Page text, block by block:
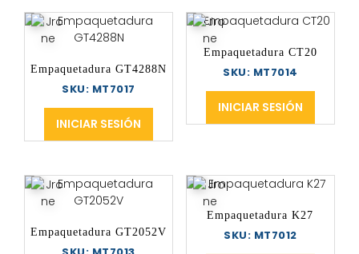
Empaquetadura GT4288N
SKU: MT7017
INICIAR SESIÓN
Empaquetadura CT20
SKU: MT7014
INICIAR SESIÓN
Empaquetadura GT2052V
Empaquetadura K27
SKU: MT7012